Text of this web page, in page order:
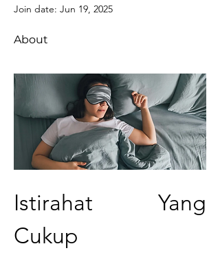
Join date: Jun 19, 2025
About
Istirahat Yang
Cukup